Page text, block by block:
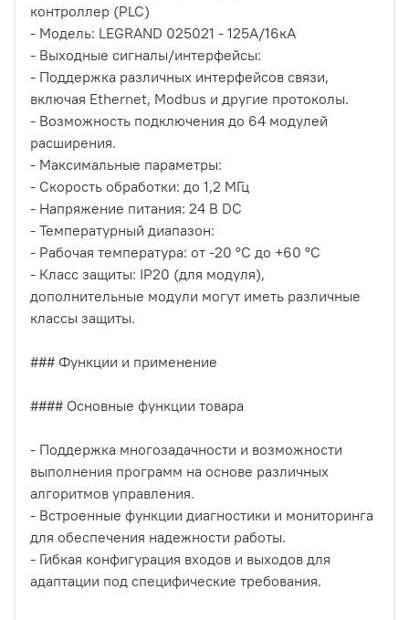
контроллер (PLC)
- Модель: LEGRAND 025021 - 125А/16кА
- Выходные сигналы/интерфейсы:
- Поддержка различных интерфейсов связи,
включая Ethernet, Modbus и другие протоколы.
- Возможность подключения до 64 модулей
расширения.
- Максимальные параметры:
- Скорость обработки: до 1,2 МГц
- Напряжение питания: 24 В DC
- Температурный диапазон:
- Рабочая температура: от -20 °C до +60 °C
- Класс защиты: IP20 (для модуля),
дополнительные модули могут иметь различные
классы защиты.
### Функции и применение
#### Основные функции товара
- Поддержка многозадачности и возможности
выполнения программ на основе различных
алгоритмов управления.
- Встроенные функции диагностики и мониторинга
для обеспечения надежности работы.
- Гибкая конфигурация входов и выходов для
адаптации под специфические требования.